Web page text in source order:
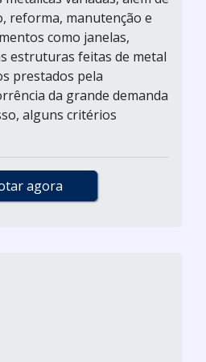
reforma, manutenção e
como janelas,
estruturas feitas de metal
prestados pela
da grande demanda
alguns critérios
agora